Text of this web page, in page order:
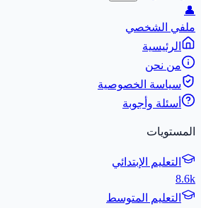
👤
ملفي الشخصي
الرئيسية
من نحن
سياسة الخصوصية
أسئلة وأجوبة
المستويات
التعليم الإبتدائي
8.6k
التعليم المتوسط